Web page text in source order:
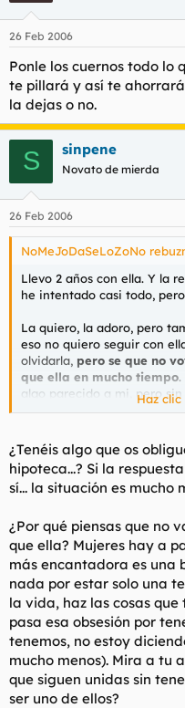
26 Feb 2006
Ponle los cuernos todo lo
te pillará y así te
la dejas o no.
S sinpene
Novato de mierda
26 Feb 2006
NoMeJoDaSeLoZoNo
Llevo 2 años con ella. Y la
he intentado casi todo,
La quiero, la adoro, pero
eso no quiero seguir con
olvidarla, pero se que no
que ella en mucho tiempo
algo parecido a mi, pero
rendido, y necesito un
PD: Para todos los que me
en el foro Ligue. Lo que
Haz
¿Tenéis algo que os
hipoteca...? Si la
sí... la situación es mucho
¿Por qué piensas que no
que ella? Mujeres hay a
más encantadora es una
nada por estar solo una
la vida, haz las cosas
pasa esa obsesión por
tenemos, no estoy
mucho menos). Mira a tu
que siguen unidas sin
ser uno de ellos?